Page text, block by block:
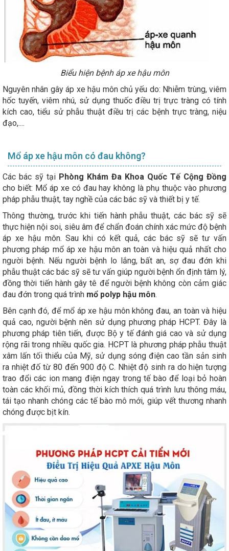
Biểu hiện bệnh áp xe hậu môn
Nguyên nhân gây áp xe hậu môn chủ yếu do: Nhiễm trùng, viêm
hốc tuyến, viêm nhú, sử dụng thuốc điều trị trực tràng có tính
kích cao, tiểu sử phẫu thuật điều trị các bệnh trực tràng, niệu
đạo,....
Mổ áp xe hậu môn có đau không?
Các bác sỹ tại Phòng Khám Đa Khoa Quốc Tế Cộng Đồng
cho biết: Mổ áp xe có đau hay không là phụ thuộc vào phương
pháp phẫu thuật, tay nghề của các bác sỹ và thiết bị y tế.
Thông thường, trước khi tiến hành phẫu thuật, các bác sỹ sẽ
thực hiện nội soi, siêu âm để chẩn đoán chính xác mức độ bệnh
áp xe hậu môn. Sau khi có kết quả, các bác sỹ sẽ tư vấn
phương pháp mổ áp xe hậu môn an toàn và hiệu quả nhất cho
người bệnh. Nếu người bệnh lo lắng, bất an, sợ đau đớn khi
phẫu thuật các bác sỹ sẽ tư vấn giúp người bệnh ổn định tâm lý,
đồng thời tiến hành gây tê để người bệnh không còn cảm giác
đau đớn trong quá trình mổ polyp hậu môn.
Bên cạnh đó, để mổ áp xe hậu môn không đau, an toàn và hiệu
quả cao, người bệnh nên sử dụng phương pháp HCPT. Đây là
phương pháp tiên tiến, được Bộ y tế đánh giá cao và sử dụng
rộng rãi trong nhiều quốc gia. HCPT là phương pháp phẫu thuật
xâm lấn tối thiểu của Mỹ, sử dụng sóng điện cao tần sản sinh
ra nhiệt đố từ 80 đến 900 độ C. Nhiệt độ sinh ra do hiện tượng
trao đổi các ion mang điện ngay trong tế bào để loại bỏ hoàn
toàn các khối mủ, đồng thời kích thích quá trình lưu thông máu,
tái tạo nhanh chóng các tế bào mô mới, giúp vết thương nhanh
chóng được bịt kín.